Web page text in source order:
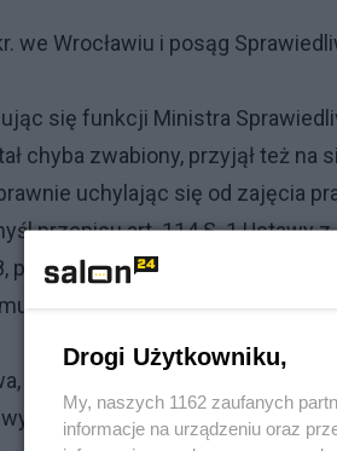
we Wrocławiu i posąg
się funkcji Ministra
chyba zwabiony, przyjął też
uchylając się od zajęcia
przepisu art. 114 § 1 Ustawy
poz. 1070 ze zm.), wniosku o
o wszczęcie postępowania
działając bezprawnie w celu
sprawiedliwości
Drogi Użytkowniku,
My, naszych 1162 zaufanych
informacje na urządzeniu oraz